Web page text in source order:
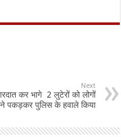
Next
कर भागे 2 लुटेरों को लोगों
ने पकड़कर पुलिस के हवाले किया